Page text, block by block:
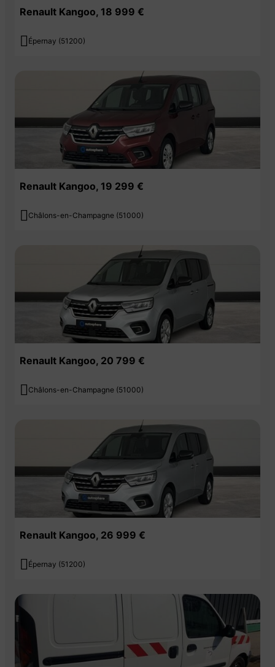
Renault Kangoo, 18 999 €
 Épernay (51200)
Renault Kangoo, 19 299 €
 Châlons-en-Champagne (51000)
Renault Kangoo, 20 799 €
 Châlons-en-Champagne (51000)
Renault Kangoo, 26 999 €
 Épernay (51200)